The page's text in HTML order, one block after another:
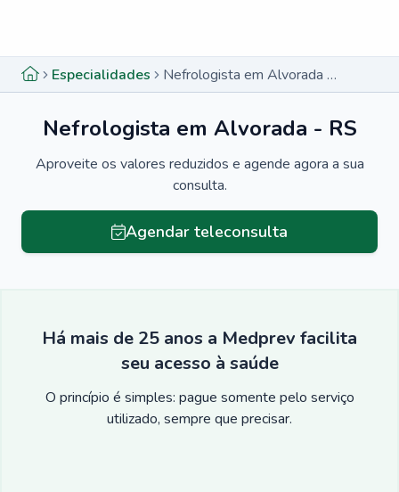
Especialidades Nefrologista em Alvorada - RS
Nefrologista em Alvorada - RS
Aproveite os valores reduzidos e agende agora a sua
consulta.
Agendar teleconsulta
Há mais de 25 anos a Medprev facilita
seu acesso à saúde
O princípio é simples: pague somente pelo serviço
utilizado, sempre que precisar.